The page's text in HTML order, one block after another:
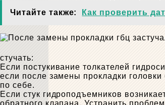
Читайте также:
Как проверить
стучать:
Если постукивание толкателей
если после замены прокладки
по себе.
Если стук гидроподъемников
обратного клапана. Устранить